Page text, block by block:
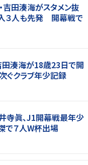
吉田湊海がスタメン抜
３人も先発 開幕戦で
田湊海が18歳23日で開
ぐクラブ年少記録
寺眞、J1開幕戦最年少
７人W杯出場